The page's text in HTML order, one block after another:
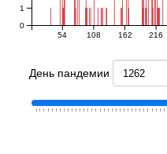
0
1
54 108 162 216
День пандемии